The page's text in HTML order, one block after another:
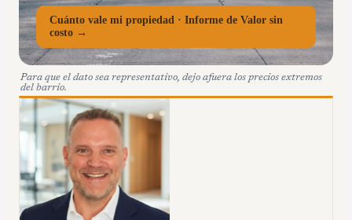
Cuánto vale mi propiedad · Informe de Valor sin
costo →
Para que el dato sea representativo, dejo afuera los precios extremos
del barrio.